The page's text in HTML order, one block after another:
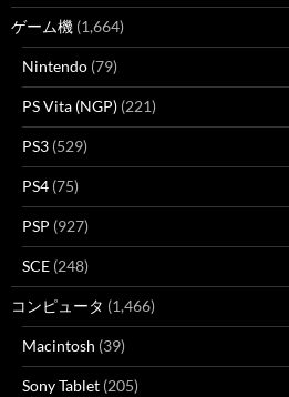
ゲーム機 (1,664)
Nintendo (79)
PS Vita (NGP) (221)
PS3 (529)
PS4 (75)
PSP (927)
SCE (248)
コンピュータ (1,466)
Macintosh (39)
Sony Tablet (205)